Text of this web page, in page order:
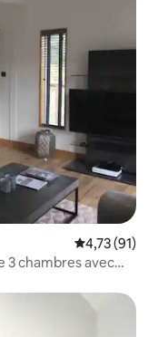
Évaluation
4,73 (91)
3 chambres avec